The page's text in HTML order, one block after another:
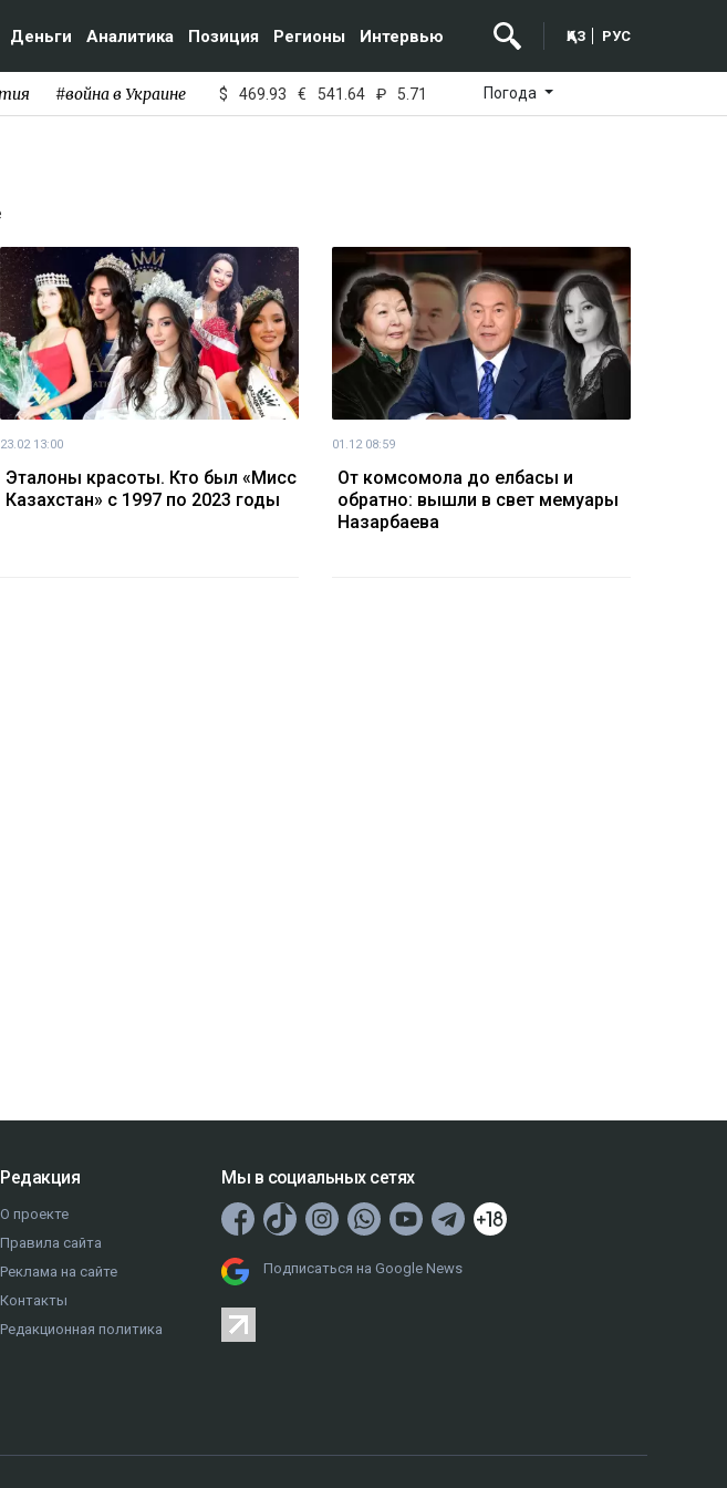
Деньги Аналитика Позиция Регионы Интервью ҚАЗ РУС
#война в Украине $ 469.93 € 541.64 ₽ 5.71 Погода
23.02 13:00
Эталоны красоты. Кто был «Мисс
Казахстан» с 1997 по 2023 годы
01.12 08:59
От комсомола до елбасы и
обратно: вышли в свет мемуары
Назарбаева
Редакция
О проекте
Правила сайта
Реклама на сайте
Контакты
Редакционная политика
Мы в социальных сетях
Подписаться на Google News